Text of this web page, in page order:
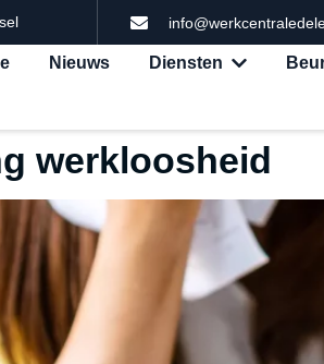
Nieuws Diensten
werkloosheid